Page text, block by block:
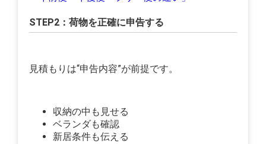
STEP2：荷物を正確に申告する
見積もりは“申告内容”が前提です。
収納の中も見せる
ベランダも確認
新居条件も伝える